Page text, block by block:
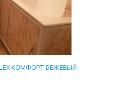
КОМФОРТ БЕЖЕВЫЙ